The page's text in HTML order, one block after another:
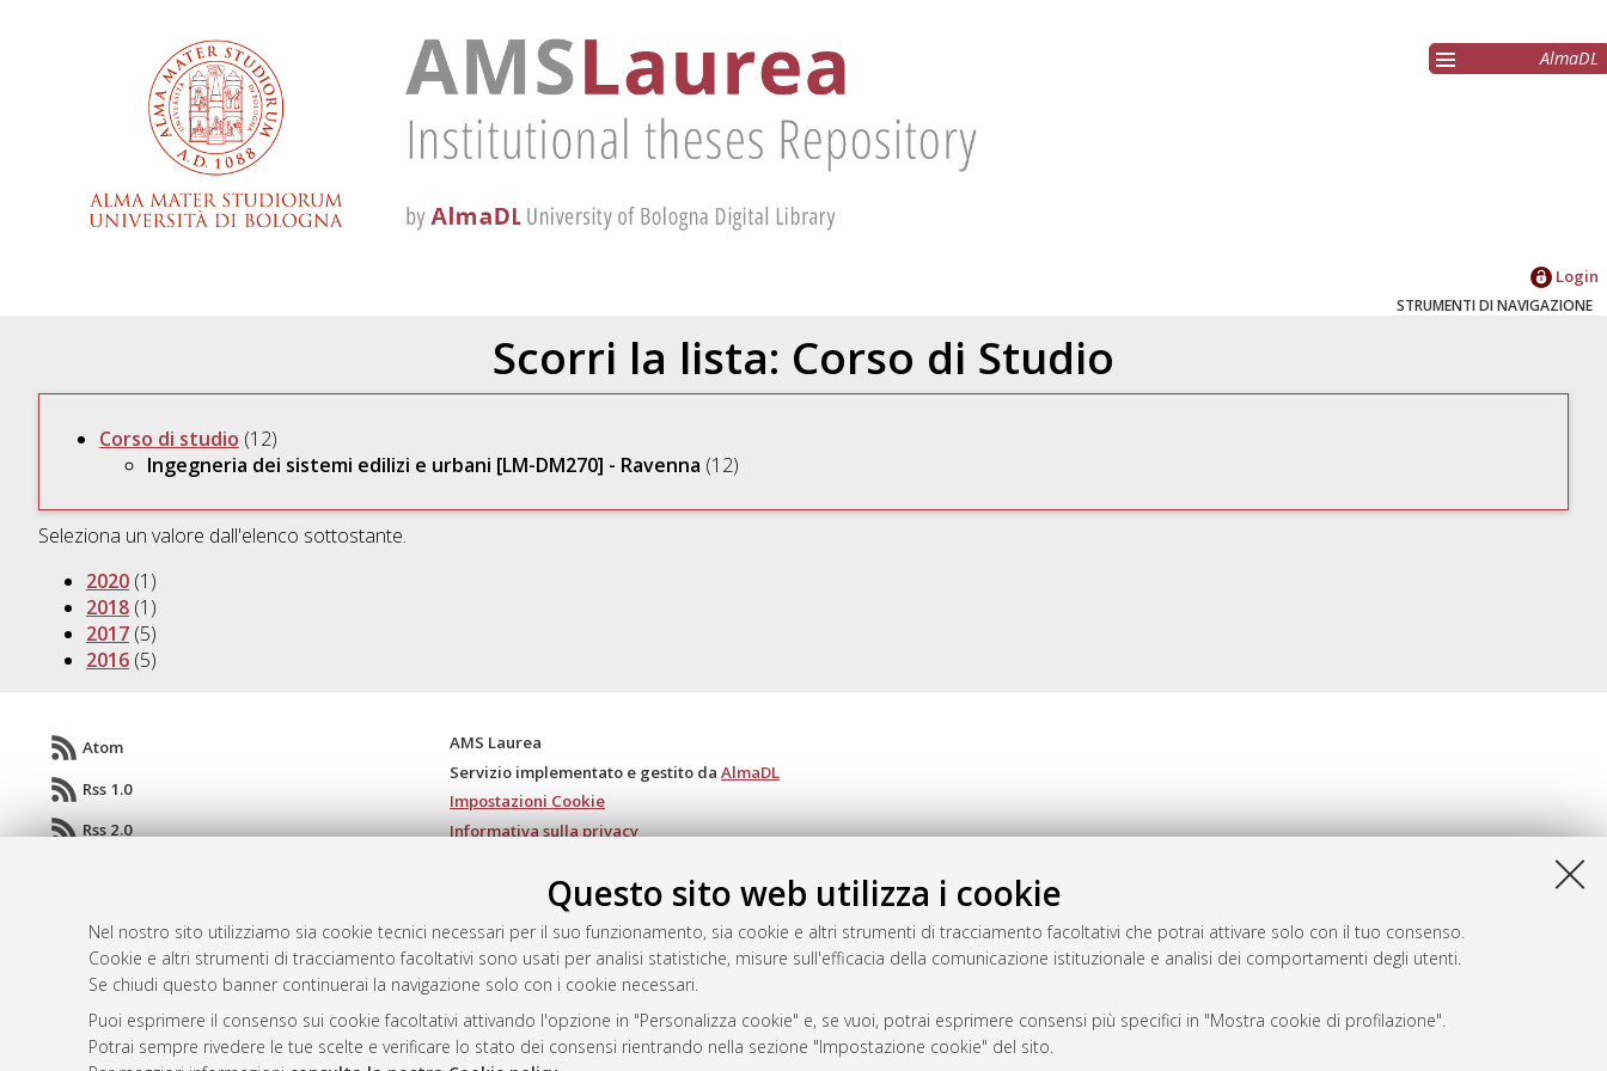
Questo sito web utilizza i cookie
Nel nostro sito utilizziamo sia cookie tecnici necessari per il suo funzionamento, sia cookie e altri strumenti di tracciamento facoltativi che potrai attivare solo con il tuo consenso.
Cookie e altri strumenti di tracciamento facoltativi sono usati per analisi statistiche, misure sull'efficacia della comunicazione istituzionale e analisi dei comportamenti degli utenti.
Se chiudi questo banner continuerai la navigazione solo con i cookie necessari.
Puoi esprimere il consenso sui cookie facoltativi attivando l'opzione in "Personalizza cookie" e, se vuoi, potrai esprimere consensi più specifici in "Mostra cookie di profilazione".
Potrai sempre rivedere le tue scelte e verificare lo stato dei consensi rientrando nella sezione "Impostazione cookie" del sito.
AlmaDL
Login
STRUMENTI DI NAVIGAZIONE
Scorri la lista: Corso di Studio
Corso di studio (12)
Ingegneria dei sistemi edilizi e urbani [LM-DM270] - Ravenna (12)
Seleziona un valore dall'elenco sottostante.
2020(1)
2018(1)
2017(5)
2016(5)
Atom
Rss 1.0
Rss 2.0
AMS Laurea
Servizio implementato e gestito da AlmaDL
Impostazioni Cookie
Informativa sulla privacy
© ALMA MATER STUDIORUM - Università di Bologna, 2007-2026.